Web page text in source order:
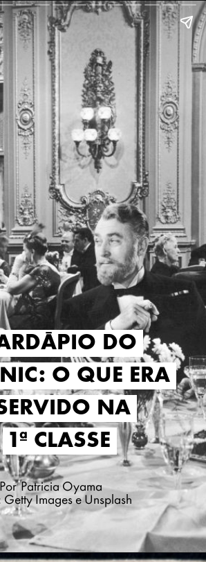
DO
O QUE ERA
NA
1ª CLASSE
DO
O QUE ERA
NA
1ª CLASSE
Por Patricia Oyama
Getty Images e Unsplash